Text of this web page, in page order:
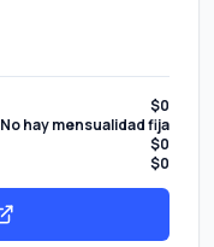
$0
No hay mensualidad fija
$0
$0